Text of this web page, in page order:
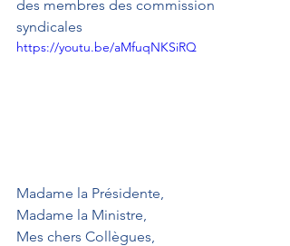
des membres des commission
syndicales
https://youtu.be/aMfuqNKSiRQ
Madame la Présidente,
Madame la Ministre,
Mes chers Collègues,